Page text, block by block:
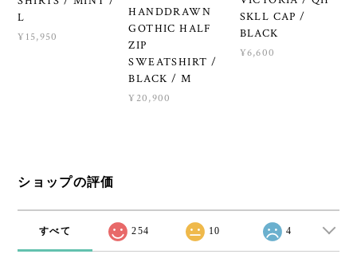
L
¥15,950
HANDDRAWN
GOTHIC HALF
ZIP
SWEATSHIRT /
BLACK / M
¥20,900
SKLL CAP /
BLACK
¥6,600
ショップの評価
すべて 254 10 4